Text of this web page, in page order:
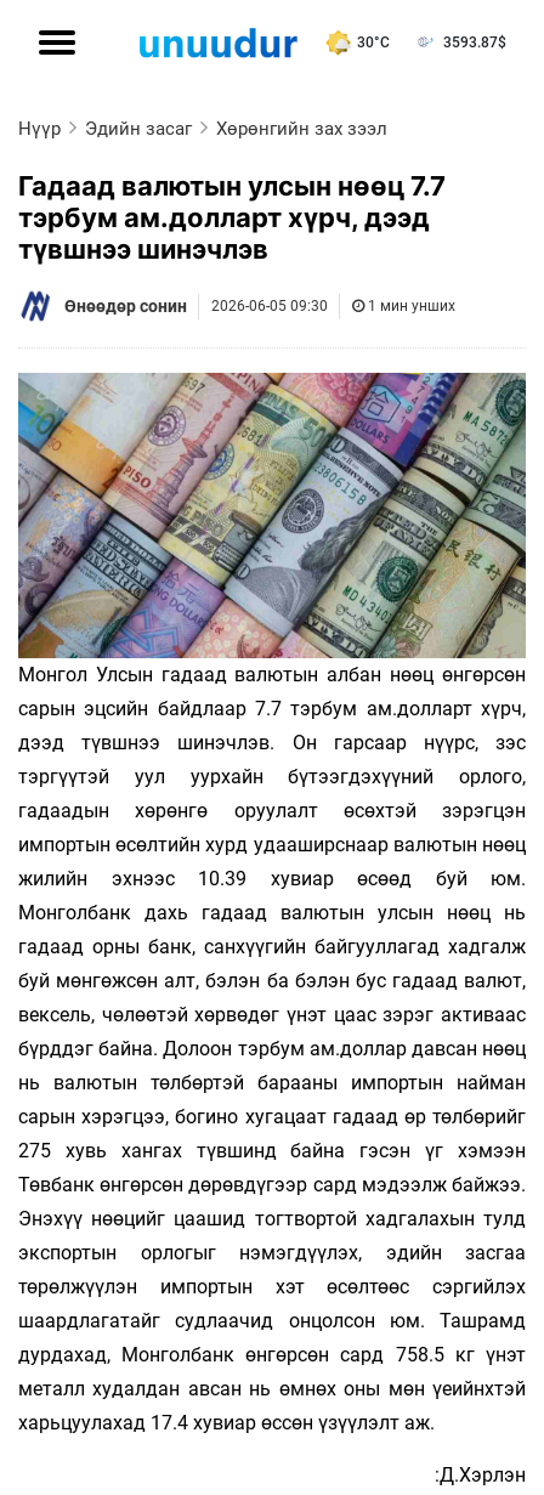
30°C 3593.87$
Нүүр Эдийн засаг Хөрөнгийн зах зээл
Гадаад валютын улсын нөөц 7.7
тэрбум ам.долларт хүрч, дээд
түвшнээ шинэчлэв
Өнөөдөр сонин 2026-06-05 09:30 1 мин унших
Монгол Улсын гадаад валютын албан нөөц өнгөрсөн
сарын эцсийн байдлаар 7.7 тэрбум ам.долларт хүрч,
дээд түвшнээ шинэчлэв. Он гарсаар нүүрс, зэс
тэргүүтэй уул уурхайн бүтээгдэхүүний орлого,
гадаадын хөрөнгө оруулалт өсөхтэй зэрэгцэн
импортын өсөлтийн хурд удааширснаар валютын нөөц
жилийн эхнээс 10.39 хувиар өсөөд буй юм.
Монголбанк дахь гадаад валютын улсын нөөц нь
гадаад орны банк, санхүүгийн байгууллагад хадгалж
буй мөнгөжсөн алт, бэлэн ба бэлэн бус гадаад валют,
вексель, чөлөөтэй хөрвөдөг үнэт цаас зэрэг активаас
бүрддэг байна. Долоон тэрбум ам.доллар давсан нөөц
нь валютын төлбөртэй барааны импортын найман
сарын хэрэгцээ, богино хугацаат гадаад өр төлбөрийг
275 хувь хангах түвшинд байна гэсэн үг хэмээн
Төвбанк өнгөрсөн дөрөвдүгээр сард мэдээлж байжээ.
Энэхүү нөөцийг цаашид тогтвортой хадгалахын тулд
экспортын орлогыг нэмэгдүүлэх, эдийн засгаа
төрөлжүүлэн импортын хэт өсөлтөөс сэргийлэх
шаардлагатайг судлаачид онцолсон юм. Ташрамд
дурдахад, Монголбанк өнгөрсөн сард 758.5 кг үнэт
металл худалдан авсан нь өмнөх оны мөн үеийнхтэй
харьцуулахад 17.4 хувиар өссөн үзүүлэлт аж.
:Д.Хэрлэн